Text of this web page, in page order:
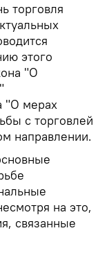
торговля
этого
"О
"О мерах
с торговлей
направлении.
на это,
связанные